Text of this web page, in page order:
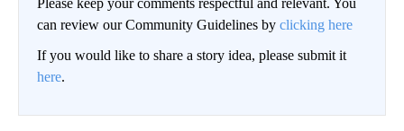
Please keep your comments respectful and relevant. You
can review our Community Guidelines by clicking here
If you would like to share a story idea, please submit it
here.